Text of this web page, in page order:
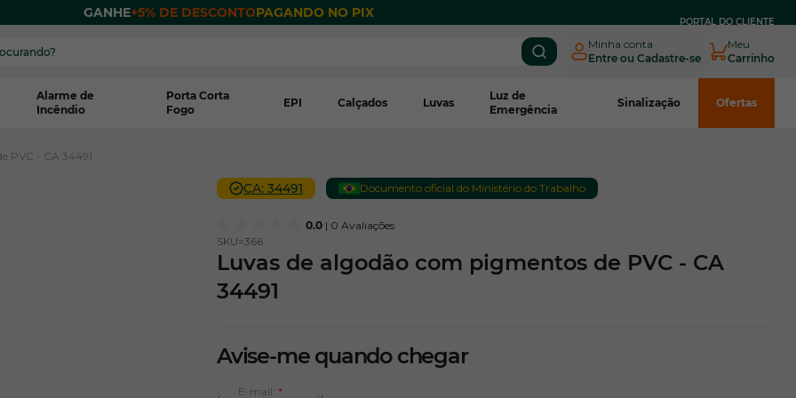
GANHE+5% DE DESCONTOPAGANDO NO PIX
PORTAL DO CLIENTE
Minha conta
Entre ou Cadastre-se
Meu
Carrinho
Alarme de
Incêndio
Porta Corta
Fogo
EPI Calçados Luvas
Luz de
Emergência
Sinalização Ofertas
PVC - CA 34491
CA: 34491 Documento oficial do Ministério do Trabalho
0.0 | 0 Avaliações
SKU=366
Luvas de algodão com pigmentos de PVC - CA
34491
Avise-me quando chegar
E-mail: